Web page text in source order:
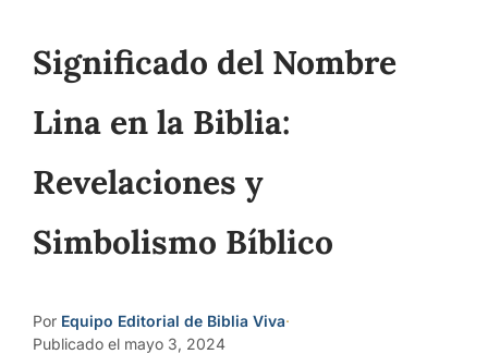
Significado del Nombre
Lina en la Biblia:
Revelaciones y
Simbolismo Bíblico
Por Equipo Editorial de Biblia Viva·
Publicado el mayo 3, 2024